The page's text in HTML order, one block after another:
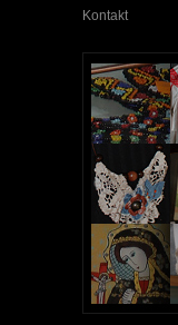
Kontakt